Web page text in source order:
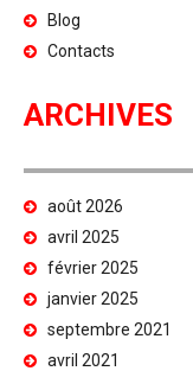
Blog
Contacts
ARCHIVES
août 2026
avril 2025
février 2025
janvier 2025
septembre 2021
avril 2021